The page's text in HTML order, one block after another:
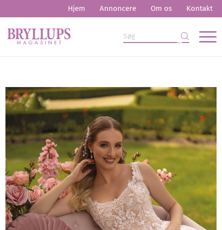
Hjem Annoncere Om os Kontakt